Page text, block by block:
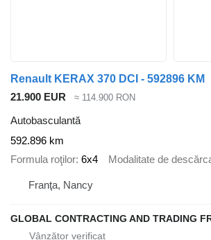
Renault KERAX 370 DCI - 592896 KM
21.900 EUR
≈ 114.900 RON
Autobasculantă
592.896 km
Formula roţilor 6x4 Modalitate de
Franţa, Nancy